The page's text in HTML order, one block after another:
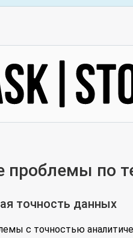
по
точность данных
с точностью